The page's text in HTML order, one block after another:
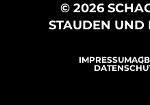
© 2026
STAUDEN UND
IMPRESSUMAGB